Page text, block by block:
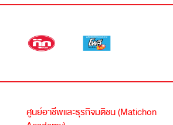
ศูนย์อาชีพและธุรกิจมติชน (Matichon